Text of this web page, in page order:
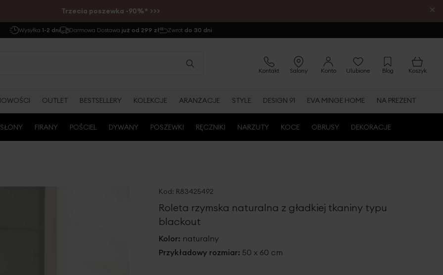
Trzecia poszewka -90%* >>> ×
Wysyłka 1-2 dni Darmowa Dostawa już od 299 zł Zwrot do 30 dni
Kontakt Salony Konto Ulubione Blog Koszyk
OUTLET BESTSELLERY KOLEKCJE ARANŻACJE STYLE DESIGN 91 EVA MINGE HOME NA PREZENT
FIRANY POŚCIEL DYWANY POSZEWKI RĘCZNIKI NARZUTY KOCE OBRUSY DEKORACJE
Kod: R83425492
Roleta rzymska naturalna z gładkiej tkaniny typu
blackout
Kolor: naturalny
Przykładowy rozmiar: 50 x 60 cm